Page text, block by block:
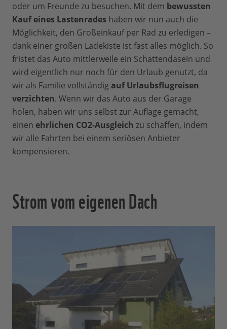
oder um Freunde zu besuchen. Mit dem bewussten
Kauf eines Lastenrades haben wir nun auch die
Möglichkeit, den Großeinkauf per Rad zu erledigen –
dank einer großen Ladekiste ist fast alles möglich. So
fristet das Auto mittlerweile ein Schattendasein und
wird eigentlich nur noch für den Urlaub genutzt, da
wir als Familie vollständig auf Urlaubsflugreisen
verzichten. Wenn wir das Auto aus der Garage
holen, haben wir uns selbst zur Auflage gemacht,
einen ehrlichen CO2-Ausgleich zu schaffen, indem
wir alle Fahrten bei einem seriösen Anbieter
kompensieren.
Strom vom eigenen Dach